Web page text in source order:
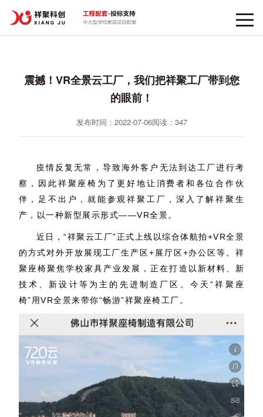
震撼！VR全景云工厂，我们把祥聚工厂带到您
的眼前！
发布时间：2022-07-06阅读： 347
疫情反复无常，导致海外客户无法到达工厂进行考
察，因此祥聚座椅为了更好地让消费者和各位合作伙
伴，足不出户，就能参观祥聚工厂，深入了解祥聚生
产，以一种新型展示形式——VR全景。
近日，“祥聚云工厂”正式上线以综合体航拍+VR全景
的方式对外开放展现工厂生产区+展厅区+办公区等。祥
聚座椅聚焦学校家具产业发展，正在打造以新材料、新
技术、新设计等为主的先进制造厂区。今天“祥聚座
椅”用VR全景来带你“畅游”祥聚座椅工厂。